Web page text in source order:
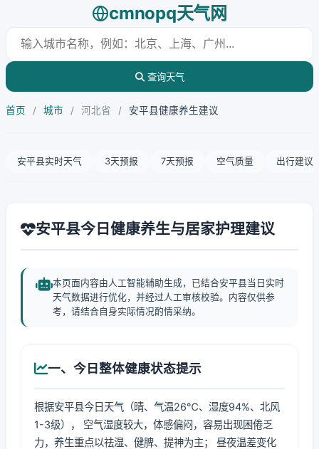
cmnopq天气网
查询天气
首页 / 城市 / 河北省 / 安平县健康养生建议
安平县实时天气 3天预报 7天预报 空气质量 出行建议
安平县今日健康养生与居家护理建议
本页面内容由人工智能辅助生成，已结合安平县当日实时
天气数据进行优化，并经过人工审核校验。内容仅供参
考，请结合自身实际情况酌情采纳。
一、今日整体健康状态提示
根据安平县今日天气（晴、气温26℃、湿度94%、北风
1-3级）， 空气湿度较大，体感偏闷，容易出现困倦乏
力，养生重点以祛湿、健脾、提神为主； 昼夜温差变化